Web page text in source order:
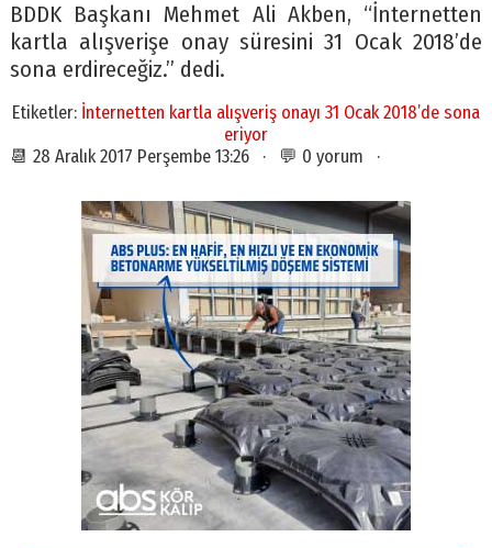
BDDK Başkanı Mehmet Ali Akben, “İnternetten
kartla alışverişe onay süresini 31 Ocak 2018’de
sona erdireceğiz.” dedi.
Etiketler: İnternetten kartla alışveriş onayı 31 Ocak 2018’de sona
eriyor
📆 28 Aralık 2017 Perşembe 13:26 · 💬 0 yorum ·